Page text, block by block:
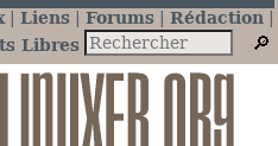
Liens Forums
Rédaction
Libres